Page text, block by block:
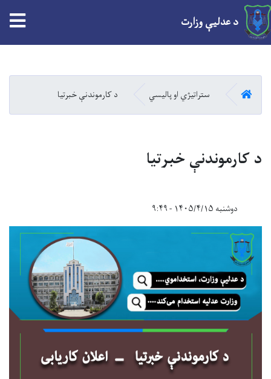
content
د عدلیې وزارت
کور ستراتیژي او پالیسي د کارموندنې خبرتیا
د کارموندنې خبرتیا
دوشنبه ۱۴۰۵/۴/۱۵ - ۹:۴۹